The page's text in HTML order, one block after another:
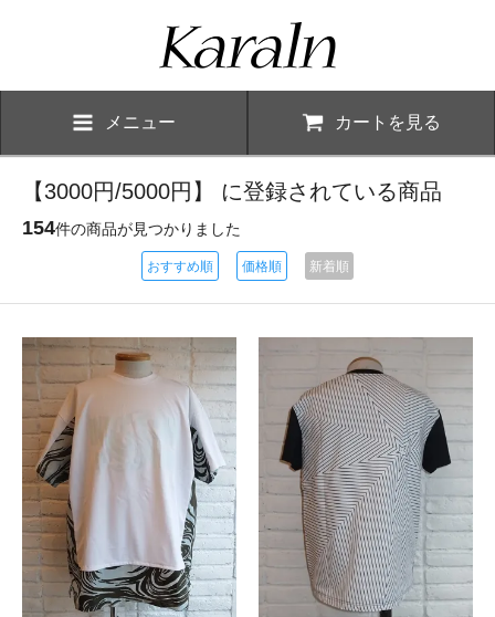
メニュー カートを見る
【3000円/5000円】 に登録されている商品
154件の商品が見つかりました
おすすめ順 価格順 新着順